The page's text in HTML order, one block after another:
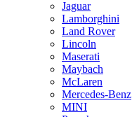
Jaguar
Lamborghini
Land Rover
Lincoln
Maserati
Maybach
McLaren
Mercedes-Benz
MINI